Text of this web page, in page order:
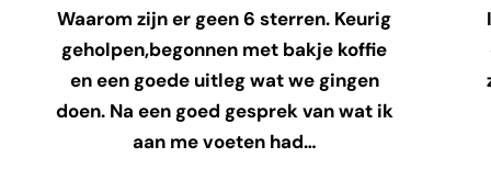
Waarom zijn er geen 6 sterren. Keurig
geholpen,begonnen met bakje koffie
en een goede uitleg wat we gingen
doen. Na een goed gesprek van wat ik
aan me voeten had…